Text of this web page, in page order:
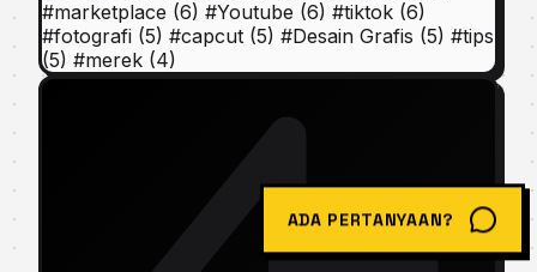
#marketplace (6) #Youtube (6) #tiktok (6)
#fotografi (5) #capcut (5) #Desain Grafis (5) #tips
(5) #merek (4)
ADA PERTANYAAN?